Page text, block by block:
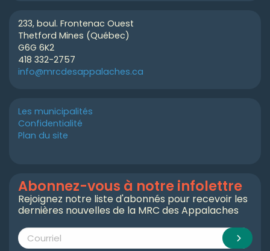
233, boul. Frontenac Ouest
Thetford Mines (Québec)
G6G 6K2
418 332-2757
info@mrcdesappalaches.ca
Les municipalités
Confidentialité
Plan du site
Abonnez-vous à notre infolettre
Rejoignez notre liste d'abonnés pour recevoir les
dernières nouvelles de la MRC des Appalaches